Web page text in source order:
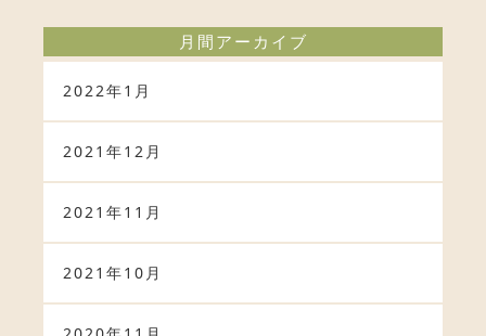
月間アーカイブ
2022年1月
2021年12月
2021年11月
2021年10月